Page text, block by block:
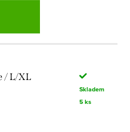
/ L/XL
Skladem
5 ks